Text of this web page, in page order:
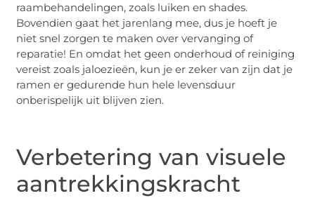
raambehandelingen, zoals luiken en shades.
Bovendien gaat het jarenlang mee, dus je hoeft je
niet snel zorgen te maken over vervanging of
reparatie! En omdat het geen onderhoud of reiniging
vereist zoals jaloezieën, kun je er zeker van zijn dat je
ramen er gedurende hun hele levensduur
onberispelijk uit blijven zien.
Verbetering van visuele
aantrekkingskracht